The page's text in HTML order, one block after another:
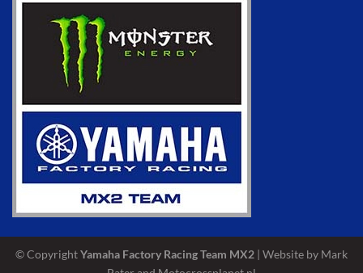
© CopyrightYamaha Factory Racing Team MX2 | Website by Mark